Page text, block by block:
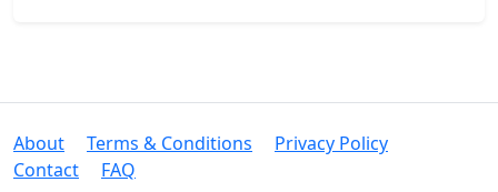
About Terms & Conditions
Privacy Policy
Contact
FAQ